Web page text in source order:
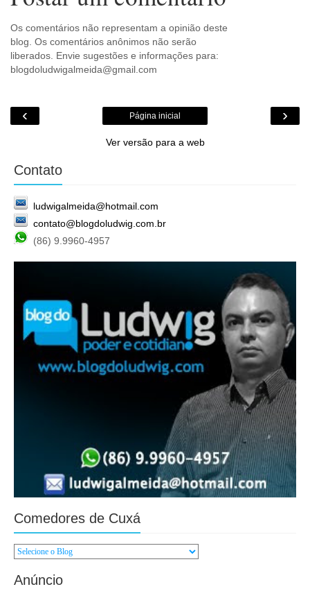
Os comentários não representam a opinião deste
blog. Os comentários anônimos não serão
liberados. Envie sugestões e informações para:
blogdoludwigalmeida@gmail.com
‹ ›
Página inicial
Ver versão para a web
Contato
ludwigalmeida@hotmail.com
contato@blogdoludwig.com.br
(86) 9.9960-4957
Comedores de Cuxá
Anúncio